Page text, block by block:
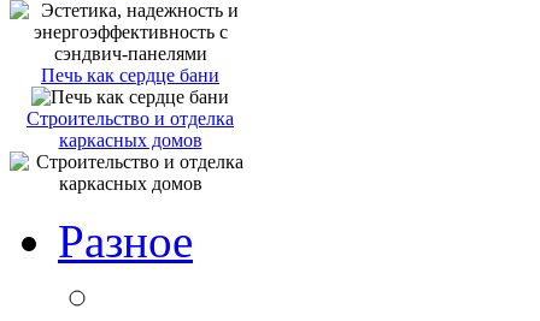
Печь как сердце бани
Строительство и отделка
каркасных домов
Разное